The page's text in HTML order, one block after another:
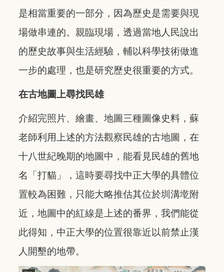
是相當重要的一部分，因為歷史是需要與現
場做串連的。親臨現場，透過當地人民說出
的歷史故事與生活經驗，輔以科學技術做進
一步的處理，也是研究歷史很重要的方式。
在古地圖上尋找民雄
介紹完照片、繪畫、地圖三種圖像史料，蘇
老師利用上述的方法觀察民雄的古地圖，在
十八世紀晚期的地圖中，能看見民雄的舊地
名「打貓」，這時要尋找中正大學的具體位
置較為困難，只能大略推估其位於圳溝墘附
近，地圖中的紅線是上述的番界，我們能從
此得知，中正大學的位置很靠近以前禁止漢
人開墾的地帶。